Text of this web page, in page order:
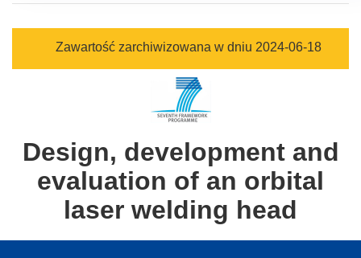
oknie)
Zawartość zarchiwizowana w dniu 2024-06-18
Design, development and
evaluation of an orbital
laser welding head